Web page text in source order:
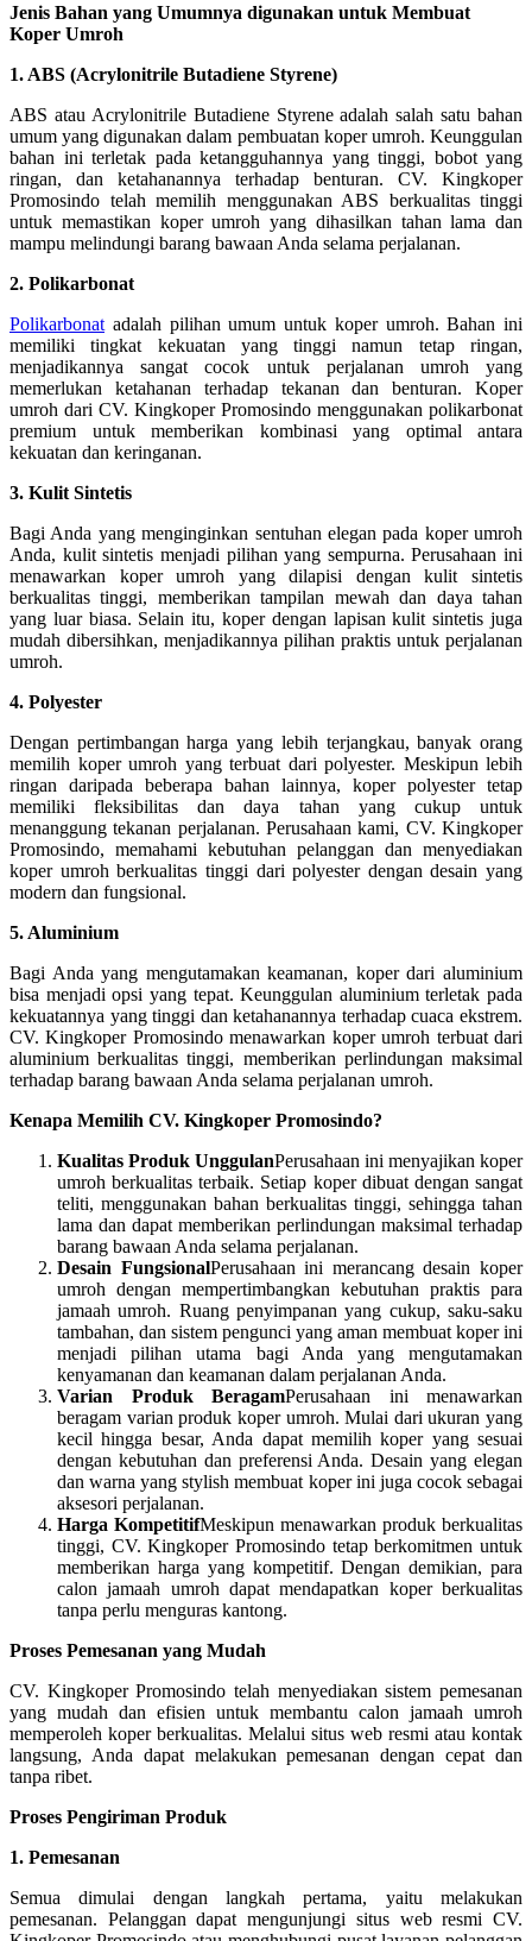
Jenis Bahan yang Umumnya digunakan untuk Membuat
Koper Umroh
1. ABS (Acrylonitrile Butadiene Styrene)
ABS atau Acrylonitrile Butadiene Styrene adalah salah satu bahan
umum yang digunakan dalam pembuatan koper umroh. Keunggulan
bahan ini terletak pada ketangguhannya yang tinggi, bobot yang
ringan, dan ketahanannya terhadap benturan. CV. Kingkoper
Promosindo telah memilih menggunakan ABS berkualitas tinggi
untuk memastikan koper umroh yang dihasilkan tahan lama dan
mampu melindungi barang bawaan Anda selama perjalanan.
2. Polikarbonat
Polikarbonat adalah pilihan umum untuk koper umroh. Bahan ini
memiliki tingkat kekuatan yang tinggi namun tetap ringan,
menjadikannya sangat cocok untuk perjalanan umroh yang
memerlukan ketahanan terhadap tekanan dan benturan. Koper
umroh dari CV. Kingkoper Promosindo menggunakan polikarbonat
premium untuk memberikan kombinasi yang optimal antara
kekuatan dan keringanan.
3. Kulit Sintetis
Bagi Anda yang menginginkan sentuhan elegan pada koper umroh
Anda, kulit sintetis menjadi pilihan yang sempurna. Perusahaan ini
menawarkan koper umroh yang dilapisi dengan kulit sintetis
berkualitas tinggi, memberikan tampilan mewah dan daya tahan
yang luar biasa. Selain itu, koper dengan lapisan kulit sintetis juga
mudah dibersihkan, menjadikannya pilihan praktis untuk perjalanan
umroh.
4. Polyester
Dengan pertimbangan harga yang lebih terjangkau, banyak orang
memilih koper umroh yang terbuat dari polyester. Meskipun lebih
ringan daripada beberapa bahan lainnya, koper polyester tetap
memiliki fleksibilitas dan daya tahan yang cukup untuk
menanggung tekanan perjalanan. Perusahaan kami, CV. Kingkoper
Promosindo, memahami kebutuhan pelanggan dan menyediakan
koper umroh berkualitas tinggi dari polyester dengan desain yang
modern dan fungsional.
5. Aluminium
Bagi Anda yang mengutamakan keamanan, koper dari aluminium
bisa menjadi opsi yang tepat. Keunggulan aluminium terletak pada
kekuatannya yang tinggi dan ketahanannya terhadap cuaca ekstrem.
CV. Kingkoper Promosindo menawarkan koper umroh terbuat dari
aluminium berkualitas tinggi, memberikan perlindungan maksimal
terhadap barang bawaan Anda selama perjalanan umroh.
Kenapa Memilih CV. Kingkoper Promosindo?
Kualitas Produk UnggulanPerusahaan ini menyajikan koper
umroh berkualitas terbaik. Setiap koper dibuat dengan sangat
teliti, menggunakan bahan berkualitas tinggi, sehingga tahan
lama dan dapat memberikan perlindungan maksimal terhadap
barang bawaan Anda selama perjalanan.
Desain FungsionalPerusahaan ini merancang desain koper
umroh dengan mempertimbangkan kebutuhan praktis para
jamaah umroh. Ruang penyimpanan yang cukup, saku-saku
tambahan, dan sistem pengunci yang aman membuat koper ini
menjadi pilihan utama bagi Anda yang mengutamakan
kenyamanan dan keamanan dalam perjalanan Anda.
Varian Produk BeragamPerusahaan ini menawarkan
beragam varian produk koper umroh. Mulai dari ukuran yang
kecil hingga besar, Anda dapat memilih koper yang sesuai
dengan kebutuhan dan preferensi Anda. Desain yang elegan
dan warna yang stylish membuat koper ini juga cocok sebagai
aksesori perjalanan.
Harga KompetitifMeskipun menawarkan produk berkualitas
tinggi, CV. Kingkoper Promosindo tetap berkomitmen untuk
memberikan harga yang kompetitif. Dengan demikian, para
calon jamaah umroh dapat mendapatkan koper berkualitas
tanpa perlu menguras kantong.
Proses Pemesanan yang Mudah
CV. Kingkoper Promosindo telah menyediakan sistem pemesanan
yang mudah dan efisien untuk membantu calon jamaah umroh
memperoleh koper berkualitas. Melalui situs web resmi atau kontak
langsung, Anda dapat melakukan pemesanan dengan cepat dan
tanpa ribet.
Proses Pengiriman Produk
1. Pemesanan
Semua dimulai dengan langkah pertama, yaitu melakukan
pemesanan. Pelanggan dapat mengunjungi situs web resmi CV.